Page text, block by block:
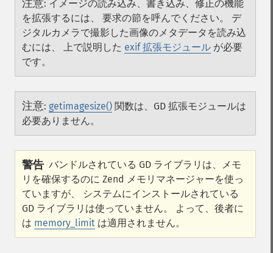
注意: イメージの読み込み、書き込み、修正の機能
を拡張するには、 要求の節を呼んでください。 デ
ジタルカメラで撮影した画像のメタデータを読み込
むには、 上で説明した exif 拡張モジュール が必要
です。
注意: getimagesize() 関数は、GD 拡張モジュールは
必要ありません。
警告 バンドルされている GD ライブラリは、メモ
リを確保するのに Zend メモリマネージャーを使っ
ていますが、 システムにインストールされている
GD ライブラリは使っていません。 よって、後者に
は memory_limit は適用されません。